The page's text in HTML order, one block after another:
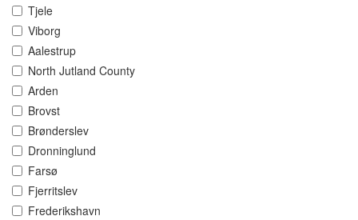
Tjele
Viborg
Aalestrup
North Jutland County
Arden
Brovst
Brønderslev
Dronninglund
Farsø
Fjerritslev
Frederikshavn